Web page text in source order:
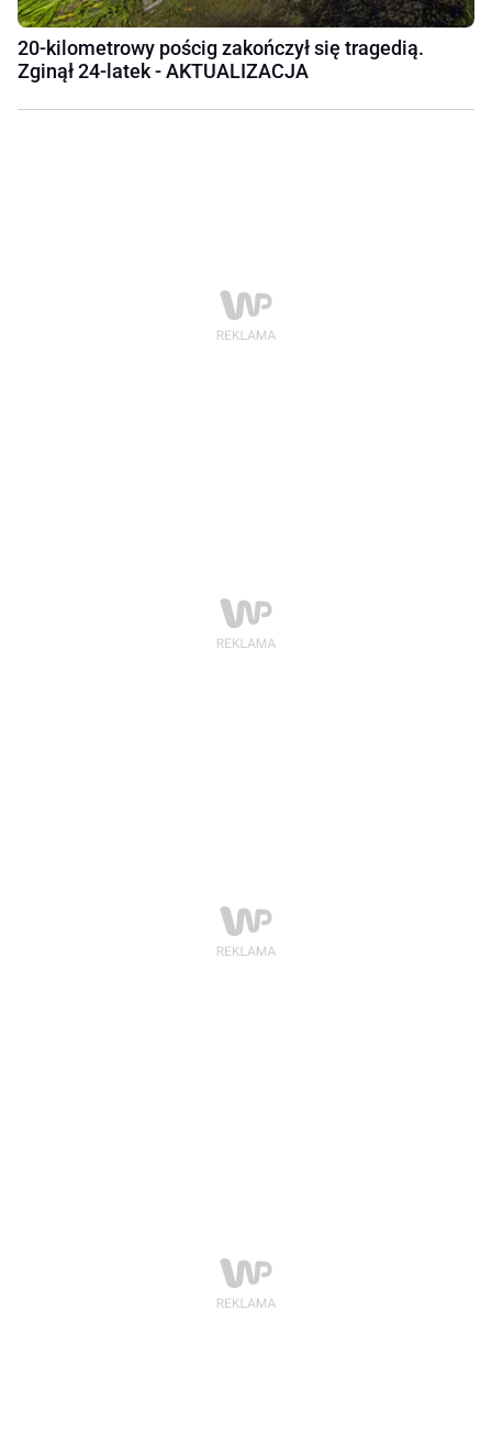
20-kilometrowy pościg zakończył się tragedią.
Zginął 24-latek - AKTUALIZACJA